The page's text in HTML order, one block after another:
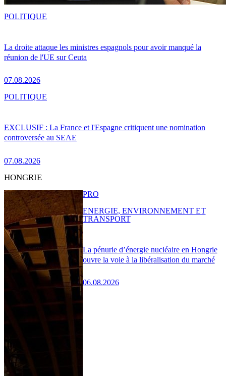
La droite attaque les ministres espagnols pour avoir manqué la
réunion de l'UE sur Ceuta
07.08.2026
POLITIQUE
EXCLUSIF : La France et l'Espagne critiquent une nomination
controversée au SEAE
07.08.2026
POLITIQUE
HONGRIE
La pénurie d’énergie nucléaire en Hongrie
ouvre la voie à la libéralisation du marché
06.08.2026
PRO
ENERGIE, ENVIRONNEMENT ET
TRANSPORT